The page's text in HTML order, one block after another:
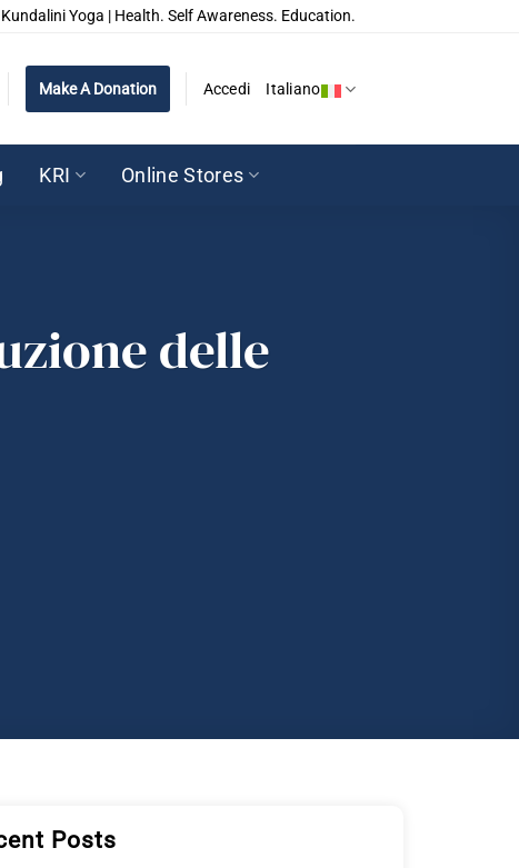
Yoga | Health. Self Awareness. Education.
Make A Donation Accedi Italiano
KRI Online Stores
delle
Posts